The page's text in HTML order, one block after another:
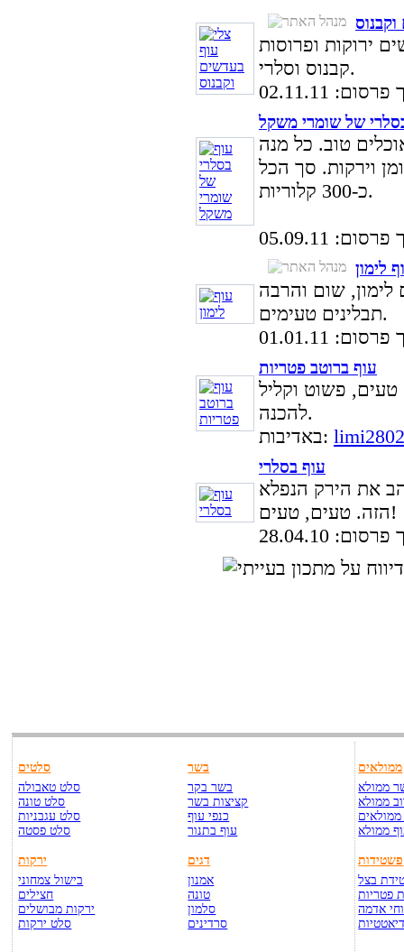
ירוקות ופרוסות
קבנוס וסלרי.
02.11.11
של שומרי משקל
טוב. כל מנה
שומן וירקות. סך הכל
כ-300 קלוריות.
05.09.11
לימון
לימון, שום והרבה
תבלינים טעימים.
01.01.11
עוף ברוטב פטריות
טעים, פשוט וקליל
להכנה.
באדיבות: limi2802
עוף בסלרי
את הירק הנפלא
הזה. טעים, טעים!
28.04.10
סלטים
סלט טאבולה
סלט טונה
סלט עגבניות
סלט פסטה
ירקות
בישול צמחוני
חצילים
ירקות מבושלים
סלט ירקות
בשר
בשר בקר
קציצות בשר
כנפי עוף
עוף בתנור
דגים
אמנון
טונה
סלמון
סרדינים
ממולאים
ממולא
ממולא
ממולא
פשטידות
בצל
פטריות
אדמה